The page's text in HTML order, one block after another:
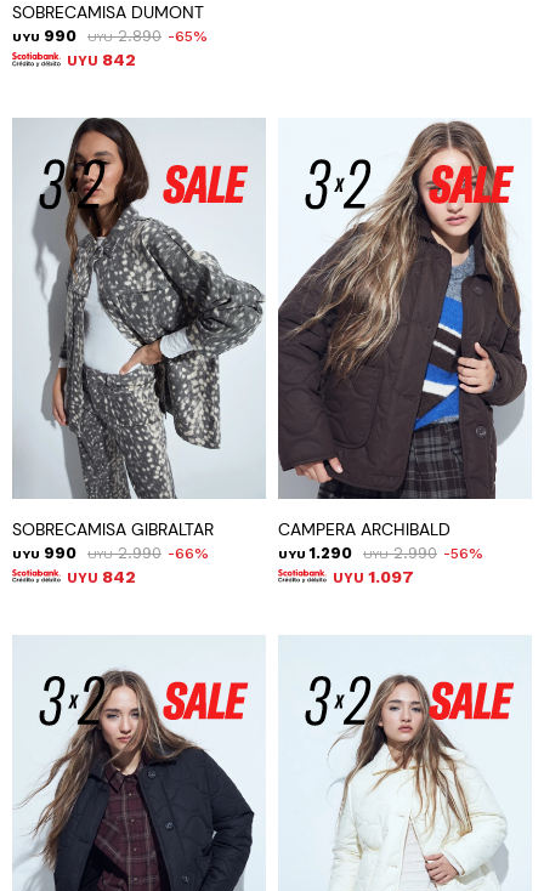
SOBRECAMISA DUMONT
UYU 990 UYU 2.890 65
UYU 842
SOBRECAMISA GIBRALTAR
UYU 990 UYU 2.990 66
UYU 842
CAMPERA ARCHIBALD
UYU 1.290 UYU 2.990 56
UYU 1.097